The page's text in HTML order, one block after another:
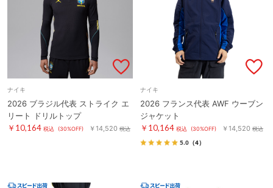
ナイキ
2026 ブラジル代表 ストライク エ
リート ドリルトップ
￥10,164 税込 (30%OFF) ￥14,520 税込
ナイキ
2026 フランス代表 AWF ウーブン
ジャケット
￥10,164 税込 (30%OFF) ￥14,520 税込
5.0 （4）